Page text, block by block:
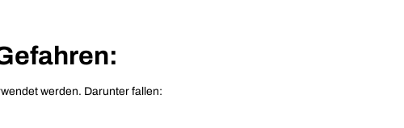
werden. Darunter fallen: